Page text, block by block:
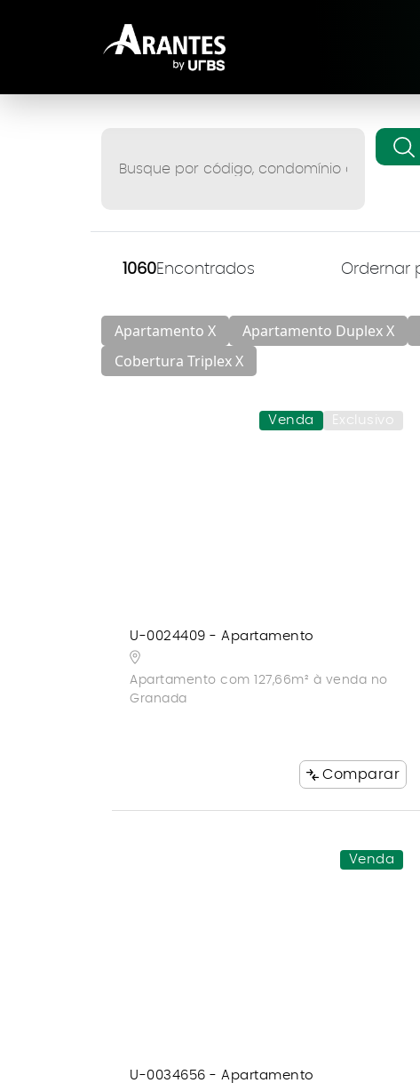
1060Encontrados
Apartamento X Apartamento Duplex X
Cobertura Triplex X
Venda Exclusivo
U-0024409 - Apartamento
Apartamento com 127,66m² à venda no
Granada
Comparar
Venda
U-0034656 - Apartamento